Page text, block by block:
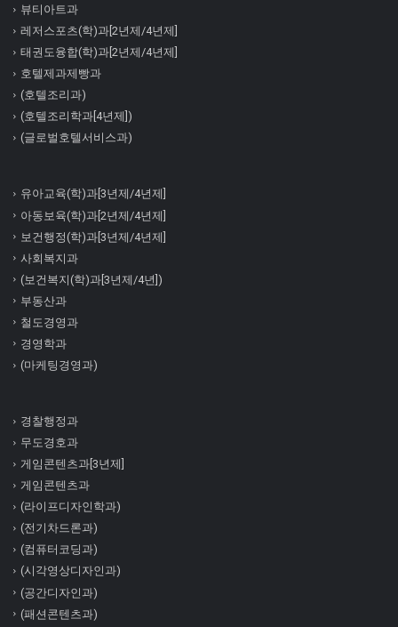
뷰티아트과
레저스포츠(학)과[2년제/4년제]
태권도융합(학)과[2년제/4년제]
호텔제과제빵과
(호텔조리과)
(호텔조리학과[4년제])
(글로벌호텔서비스과)
유아교육(학)과[3년제/4년제]
아동보육(학)과[2년제/4년제]
보건행정(학)과[3년제/4년제]
사회복지과
(보건복지(학)과[3년제/4년])
부동산과
철도경영과
경영학과
(마케팅경영과)
경찰행정과
무도경호과
게임콘텐츠과[3년제]
게임콘텐츠과
(라이프디자인학과)
(전기차드론과)
(컴퓨터코딩과)
(시각영상디자인과)
(공간디자인과)
(패션콘텐츠과)